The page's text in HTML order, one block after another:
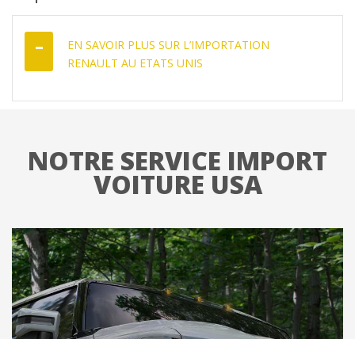
EN SAVOIR PLUS SUR L’IMPORTATION
RENAULT AU ETATS UNIS
NOTRE SERVICE IMPORT
VOITURE USA